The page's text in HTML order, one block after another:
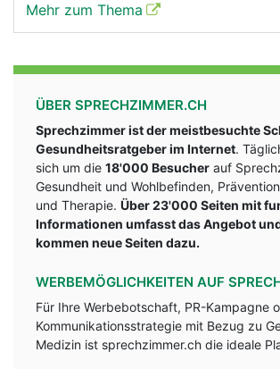
Mehr zum Thema
ÜBER SPRECHZIMMER.CH
Sprechzimmer ist der meistbesuchte
Gesundheitsratgeber im Internet.
sich um die 18'000 Besucher auf
Gesundheit und Wohlbefinden,
und Therapie. Über 23'000 Seiten mit
Informationen umfasst das Angebot
kommen neue Seiten dazu.
WERBEMÖGLICHKEITEN AUF
Für Ihre Werbebotschaft, PR-Kampagne
Kommunikationsstrategie mit Bezug zu
Medizin ist sprechzimmer.ch die ideale